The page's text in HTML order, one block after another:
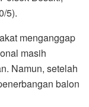
5).
menganggap
masih
Namun, setelah
balon